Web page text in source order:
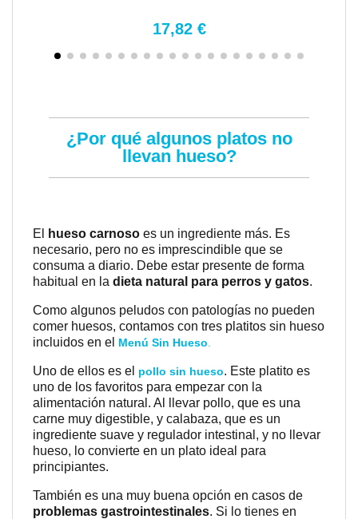
17,82 €
¿Por qué algunos platos no
llevan hueso?
El hueso carnoso es un ingrediente más. Es
necesario, pero no es imprescindible que se
consuma a diario. Debe estar presente de forma
habitual en la dieta natural para perros y gatos.
Como algunos peludos con patologías no pueden
comer huesos, contamos con tres platitos sin hueso
incluidos en el Menú Sin Hueso
Uno de ellos es el pollo sin hueso. Este platito es
uno de los favoritos para empezar con la
alimentación natural. Al llevar pollo, que es una
carne muy digestible, y calabaza, que es un
ingrediente suave y regulador intestinal, y no llevar
hueso, lo convierte en un plato ideal para
principiantes.
También es una muy buena opción en casos de
problemas gastrointestinales. Si lo tienes en